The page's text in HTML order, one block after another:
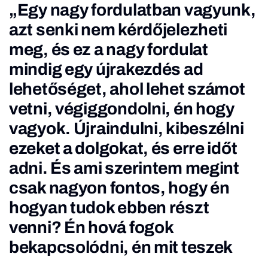
„Egy nagy fordulatban vagyunk,
azt senki nem kérdőjelezheti
meg, és ez a nagy fordulat
mindig egy újrakezdés ad
lehetőséget, ahol lehet számot
vetni, végiggondolni, én hogy
vagyok. Újraindulni, kibeszélni
ezeket a dolgokat, és erre időt
adni. És ami szerintem megint
csak nagyon fontos, hogy én
hogyan tudok ebben részt
venni? Én hová fogok
bekapcsolódni, én mit teszek